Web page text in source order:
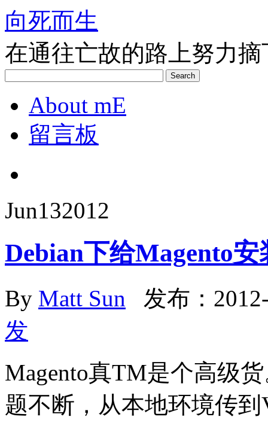
向死而生
在通往亡故的路上努力
Search
About mE
留言板
Jun132012
Debian下给Magento
By Matt Sun 发布：
发
Magento真TM是个高级
题不断，从本地环境传